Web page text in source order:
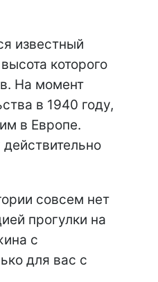
известный
которого
На момент
в 1940 году,
в Европе.
совсем нет
прогулки на
с
для вас с